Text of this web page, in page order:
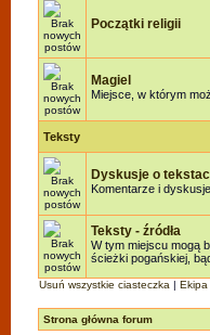
Początki religii
Magiel
Miejsce, w którym
Teksty
Dyskusje o
Komentarze i
Teksty - źródła
W tym miejscu mogą
ścieżki pogańskiej,
Usuń wszystkie ciasteczka | Ekipa
Strona główna forum